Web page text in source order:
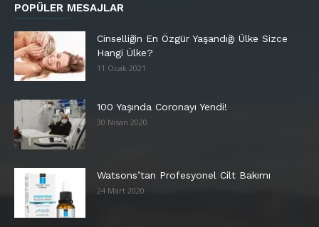
POPÜLER MESAJLAR
Cinselliğin En Özgür Yaşandığı Ülke Sizce
Hangi Ülke?
11 Ocak 2021
100 Yaşında Coronayı Yendi!
30 Nisan 2020
Watsons’tan Profesyonel Cilt Bakımı
24 Mart 2020